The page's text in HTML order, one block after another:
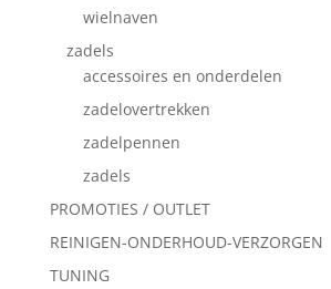
wielnaven
zadels
accessoires en onderdelen
zadelovertrekken
zadelpennen
zadels
PROMOTIES / OUTLET
REINIGEN-ONDERHOUD-VERZORGEN
TUNING